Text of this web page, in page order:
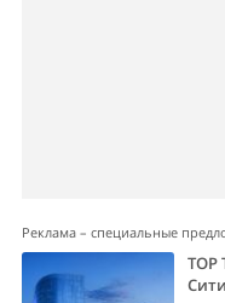
Реклама – специальные
Сити